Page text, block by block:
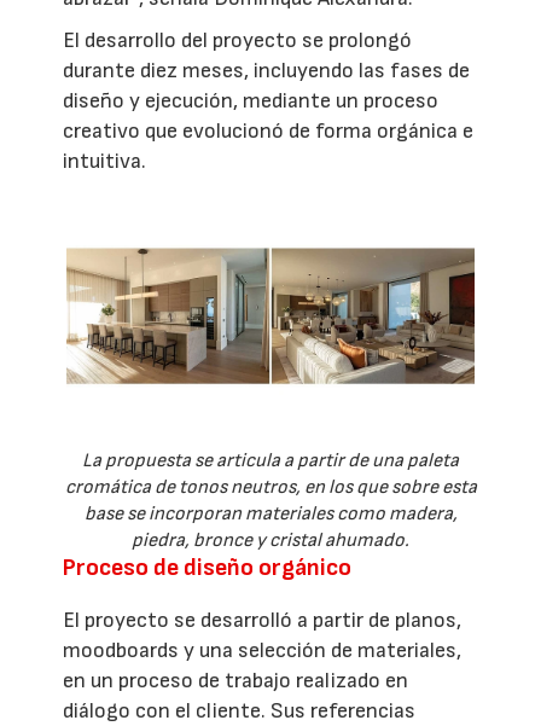
El desarrollo del proyecto se prolongó
durante diez meses, incluyendo las fases de
diseño y ejecución, mediante un proceso
creativo que evolucionó de forma orgánica e
intuitiva.
La propuesta se articula a partir de una paleta
cromática de tonos neutros, en los que sobre esta
base se incorporan materiales como madera,
piedra, bronce y cristal ahumado.
Proceso de diseño orgánico
El proyecto se desarrolló a partir de planos,
moodboards y una selección de materiales,
en un proceso de trabajo realizado en
diálogo con el cliente. Sus referencias